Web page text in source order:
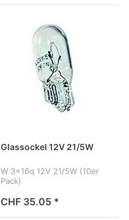
Glassockel 12V 21/5W
W 3x16q 12V 21/5W (10er
Pack)
CHF 35.05 *